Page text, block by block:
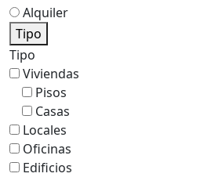
Alquiler
Tipo
Tipo
Viviendas
Pisos
Casas
Locales
Oficinas
Edificios